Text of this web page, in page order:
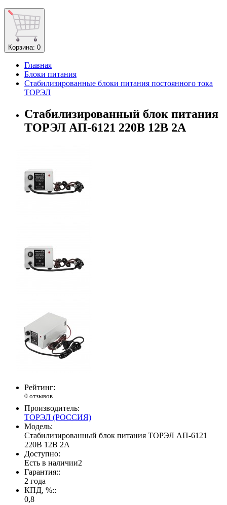
Корзина: 0
Главная
Блоки питания
Стабилизированные блоки питания постоянного тока
ТОРЭЛ
Стабилизированный блок питания
ТОРЭЛ AП-6121 220В 12B 2A
Рейтинг:
0 отзывов
Производитель:
ТОРЭЛ (РОССИЯ)
Модель:
Стабилизированный блок питания ТОРЭЛ AП-6121
220В 12B 2A
Доступно:
Есть в наличии2
Гарантия::
2 года
КПД, %::
0,8